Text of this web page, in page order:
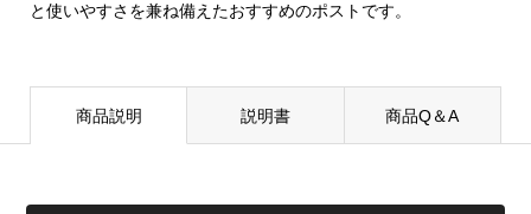
と使いやすさを兼ね備えたおすすめのポストです。
商品説明 説明書 商品Q＆A